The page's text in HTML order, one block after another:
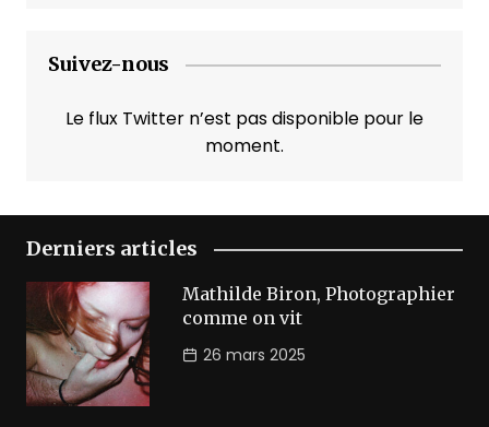
Suivez-nous
Le flux Twitter n’est pas disponible pour le
moment.
Derniers articles
Mathilde Biron, Photographier
comme on vit
26 mars 2025